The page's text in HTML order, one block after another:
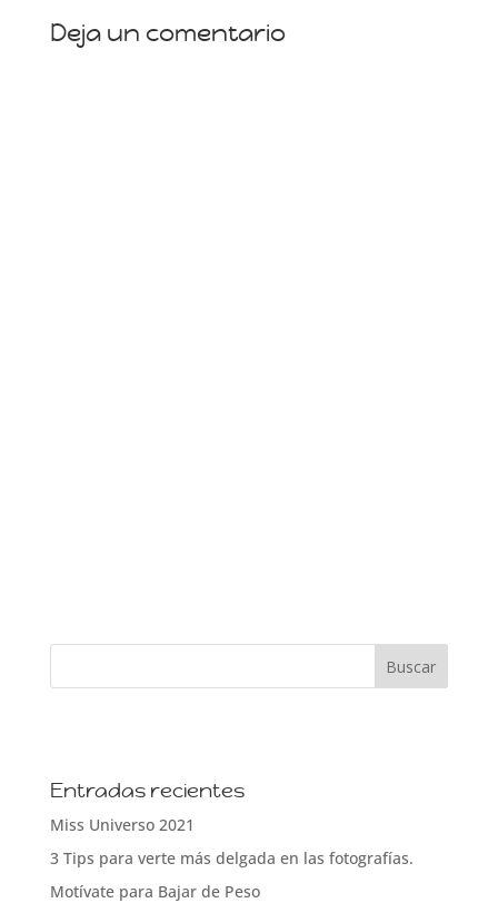
Deja un comentario
Entradas recientes
Miss Universo 2021
3 Tips para verte más delgada en las fotografías.
Motívate para Bajar de Peso